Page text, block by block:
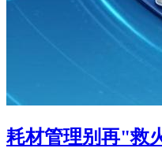
耗材管理别再"救